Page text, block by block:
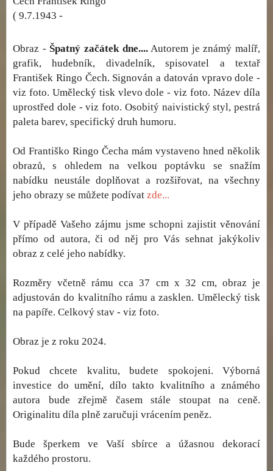
( 9.7.1943 -
Obraz - Špatný začátek dne....Autorem je známý malíř,
grafik, hudebník, divadelník, spisovatel a textař
František Ringo Čech. Signován a datován vpravo dole -
viz foto. Umělecký tisk vlevo dole - viz foto. Název díla
uprostřed dole - viz foto. Osobitý naivistický styl, pestrá
paleta barev, specifický druh humoru.
Od Františko Ringo Čecha mám vystaveno hned několik
obrazů, s ohledem na velkou poptávku se snažím
nabídku neustále doplňovat a rozšiřovat, na všechny
jeho obrazy se můžete podívat zde...
V případě Vašeho zájmu jsme schopni zajistit věnování
přímo od autora, či od něj pro Vás sehnat jakýkoliv
obraz z celé jeho nabídky.
Rozměry včetně rámu cca 37 cm x 32 cm, obraz je
adjustován do kvalitního rámu a zasklen. Umělecký tisk
na papíře. Celkový stav - viz foto.
Obraz je z roku 2024.
Pokud chcete kvalitu, budete spokojeni. Výborná
investice do umění, dílo takto kvalitního a známého
autora bude zřejmě časem stále stoupat na ceně.
Originalitu díla plně zaručuji vrácením peněz.
Bude šperkem ve Vaší sbírce a úžasnou dekorací
každého prostoru.